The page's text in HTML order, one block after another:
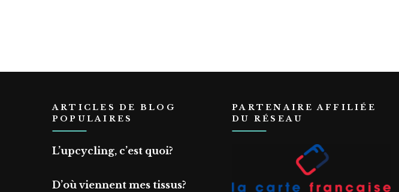
ARTICLES DE BLOG
POPULAIRES
L’upcycling, c’est quoi?
D’où viennent mes tissus?
PARTENAIRE AFFILIÉE
DU RÉSEAU